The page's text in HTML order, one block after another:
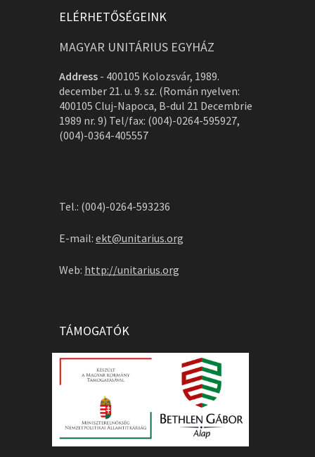
ELÉRHETŐSÉGEINK
MAGYAR UNITÁRIUS EGYHÁZ
Address - 400105 Kolozsvár, 1989.
december 21. u. 9. sz. (Román nyelven:
400105 Cluj-Napoca, B-dul 21 Decembrie
1989 nr. 9) Tel/fax: (004)-0264-595927,
(004)-0364-405557
Tel.: (004)-0264-593236
E-mail: ekt@unitarius.org
Web: http://unitarius.org
TÁMOGATÓK